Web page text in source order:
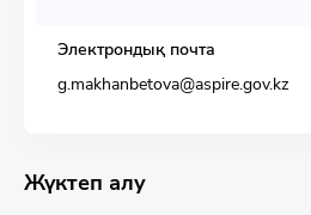
Электрондық почта
g.makhanbetova@aspire.gov.kz
Жүктеп алу